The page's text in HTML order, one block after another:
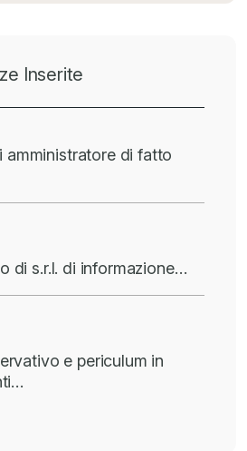
Inserite
amministratore di fatto
di s.r.l. di informazione…
e periculum in